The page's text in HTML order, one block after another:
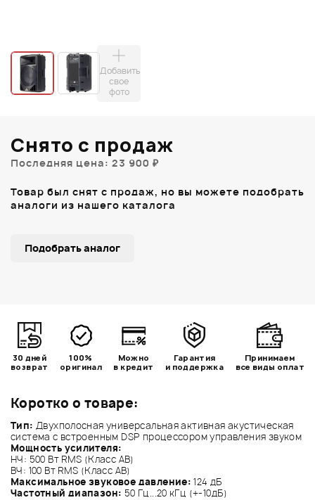
Добавить
свое
фото
Коротко о товаре:
Тип: Двухполосная универсальная активная акустическая
система с встроенным DSP процессором управления звуком
Мощность усилителя:
НЧ: 500 Вт RMS (Класс АВ)
ВЧ: 100 Вт RMS (Класс АВ)
Максимальное звуковое давление: 124 дБ
Частотный диапазон: 50 Гц...20 кГц (+-10дБ)
Снято с продаж
Последняя цена: 23 900 ₽
Товар был снят с продаж, но вы можете подобрать
аналоги из нашего каталога
Подобрать аналог
30 дней
возврат
100%
оригинал
Можно
в кредит
Гарантия
и поддержка
Принимаем
все виды оплат